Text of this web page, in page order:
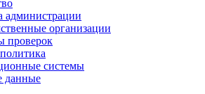
администрации
организации
проверок
системы
данные